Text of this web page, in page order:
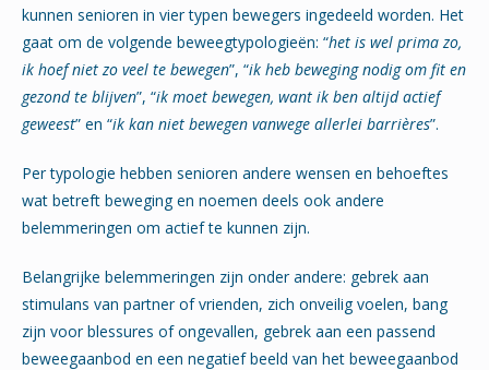
kunnen senioren in vier typen bewegers ingedeeld worden. Het
gaat om de volgende beweegtypologieën: “het is wel prima zo,
ik hoef niet zo veel te bewegen”, “ik heb beweging nodig om fit en
gezond te blijven”, “ik moet bewegen, want ik ben altijd actief
geweest” en “ik kan niet bewegen vanwege allerlei barrières”.
Per typologie hebben senioren andere wensen en behoeftes
wat betreft beweging en noemen deels ook andere
belemmeringen om actief te kunnen zijn.
Belangrijke belemmeringen zijn onder andere: gebrek aan
stimulans van partner of vrienden, zich onveilig voelen, bang
zijn voor blessures of ongevallen, gebrek aan een passend
beweegaanbod en een negatief beeld van het beweegaanbod